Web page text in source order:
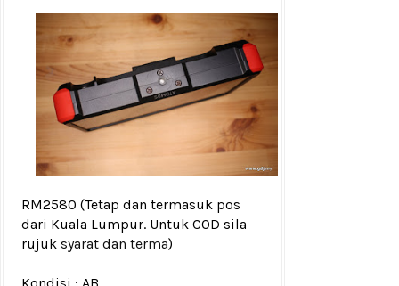
RM2580 (Tetap dan termasuk pos
dari Kuala Lumpur. Untuk COD sila
rujuk syarat dan terma)
Kondisi : AB